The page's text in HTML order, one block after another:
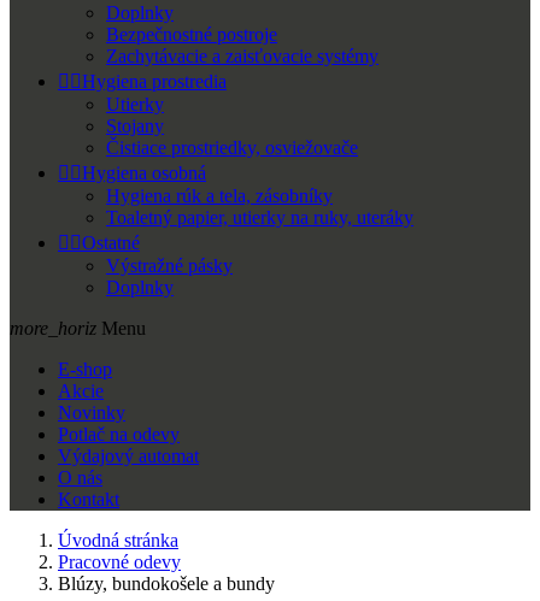
Doplnky
Bezpečnostné postroje
Zachytávacie a zaisťovacie systémy
 Hygiena prostredia
Utierky
Stojany
Čistiace prostriedky, osviežovače
 Hygiena osobná
Hygiena rúk a tela, zásobníky
Toaletný papier, utierky na ruky, uteráky
 Ostatné
Výstražné pásky
Doplnky
more_horiz Menu
E-shop
Akcie
Novinky
Potlač na odevy
Výdajový automat
O nás
Kontakt
Úvodná stránka
Pracovné odevy
Blúzy, bundokošele a bundy